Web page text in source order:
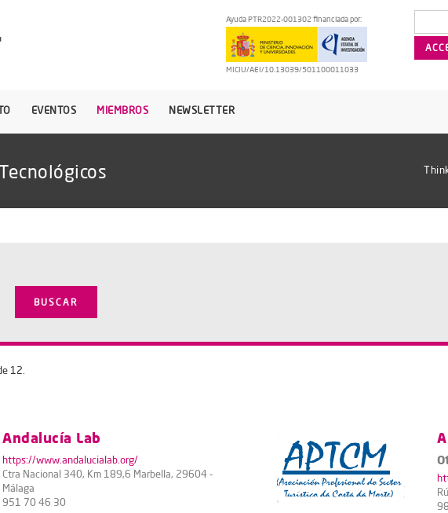
Ayuda PTR2022-001302 financiada por:
MICIU/AEI/10.13039/501100011033
EVENTOS MIEMBROS NEWSLETTER
12.
Andalucía Lab
https://www.andalucialab.org/
Ctra Nacional 340, Km 189,6 Marbella, 29604 -
Málaga
951 70 46 30